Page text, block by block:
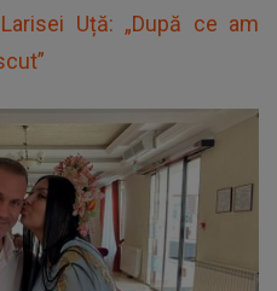
Uță: „După ce am